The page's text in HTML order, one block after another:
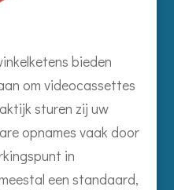
bieden
om videocassettes
sturen zij uw
opnames vaak door
in
een standaard,